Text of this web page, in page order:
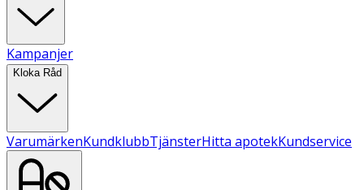
Kampanjer
Kloka Råd
VarumärkenKundklubbTjänsterHitta apotekKundservice